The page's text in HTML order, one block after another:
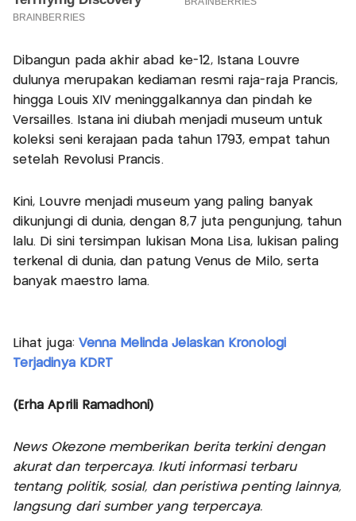
Dibangun pada akhir abad ke-12, Istana Louvre
dulunya merupakan kediaman resmi raja-raja Prancis,
hingga Louis XIV meninggalkannya dan pindah ke
Versailles. Istana ini diubah menjadi museum untuk
koleksi seni kerajaan pada tahun 1793, empat tahun
setelah Revolusi Prancis.
Kini, Louvre menjadi museum yang paling banyak
dikunjungi di dunia, dengan 8,7 juta pengunjung, tahun
lalu. Di sini tersimpan lukisan Mona Lisa, lukisan paling
terkenal di dunia, dan patung Venus de Milo, serta
banyak maestro lama.
Lihat juga: Venna Melinda Jelaskan Kronologi
Terjadinya KDRT
(Erha Aprili Ramadhoni)
News Okezone memberikan berita terkini dengan
akurat dan terpercaya. Ikuti informasi terbaru
tentang politik, sosial, dan peristiwa penting lainnya,
langsung dari sumber yang terpercaya.